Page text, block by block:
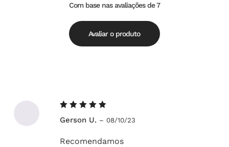
Avaliação
5.00de
5
Com base nas avaliações de 7
Avaliar o produto
5de 5
Gerson U. – 08/10/23
Recomendamos